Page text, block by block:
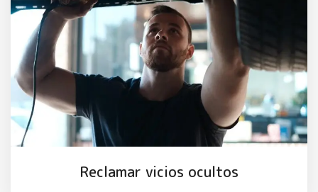
Reclamar vicios ocultos